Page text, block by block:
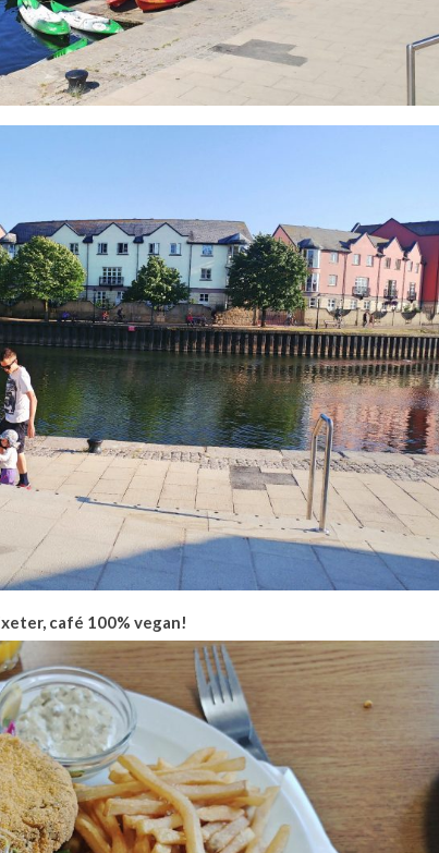
café 100% vegan!